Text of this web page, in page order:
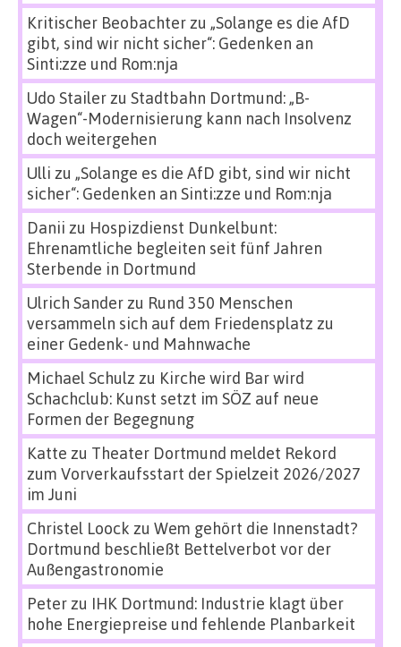
Kritischer Beobachterzu „Solange es die AfD
gibt, sind wir nicht sicher“: Gedenken an
Sinti:zze und Rom:nja
Udo Stailerzu Stadtbahn Dortmund: „B-
Wagen“-Modernisierung kann nach Insolvenz
doch weitergehen
Ulli zu „Solange es die AfD gibt, sind wir nicht
sicher“: Gedenken an Sinti:zze und Rom:nja
Danii zu Hospizdienst Dunkelbunt:
Ehrenamtliche begleiten seit fünf Jahren
Sterbende in Dortmund
Ulrich Sanderzu Rund 350 Menschen
versammeln sich auf dem Friedensplatz zu
einer Gedenk- und Mahnwache
Michael Schulz zu Kirche wird Bar wird
Schachclub: Kunst setzt im SÖZ auf neue
Formen der Begegnung
Katte zu Theater Dortmund meldet Rekord
zum Vorverkaufsstart der Spielzeit 2026/2027
im Juni
Christel Loock zu Wem gehört die Innenstadt?
Dortmund beschließt Bettelverbot vor der
Außengastronomie
Peterzu IHK Dortmund: Industrie klagt über
hohe Energiepreise und fehlende Planbarkeit